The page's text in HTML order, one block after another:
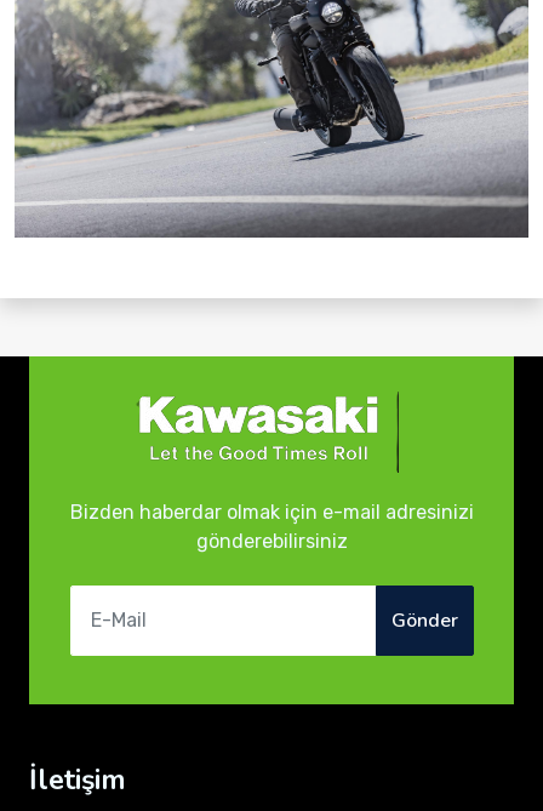
Bizden haberdar olmak için e-mail adresinizi
gönderebilirsiniz
Gönder
İletişim